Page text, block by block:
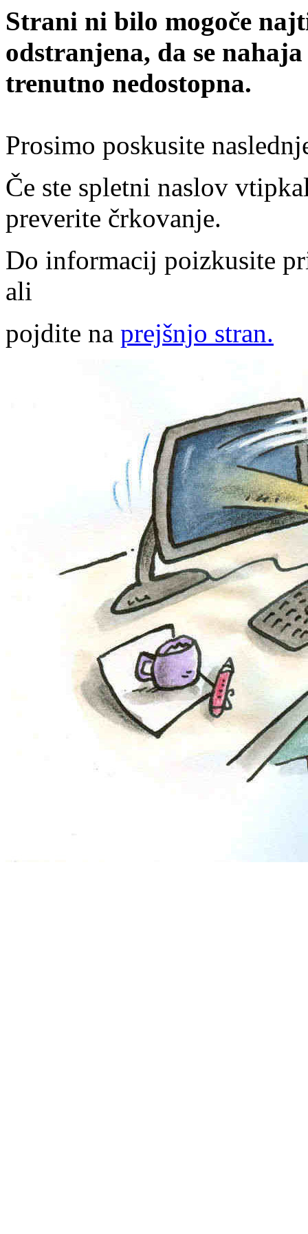
Strani ni bilo mogoče
odstranjena, da se
trenutno nedostopna.
Prosimo poskusite
Če ste spletni naslov
preverite črkovanje.
Do informacij poizkusite
ali
pojdite na prejšnjo stran.